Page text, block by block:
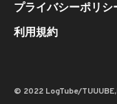
プライバシーポリシ
利用規約
© 2022 LogTube/